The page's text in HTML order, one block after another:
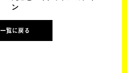
ン
一覧に戻る